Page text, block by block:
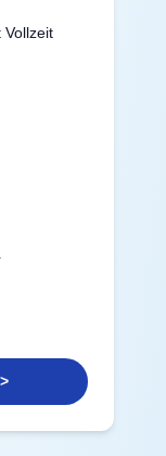
Ich bin interessiert >